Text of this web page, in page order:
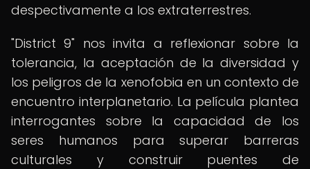
despectivamente a los extraterrestres.
"District 9" nos invita a reflexionar sobre la
tolerancia, la aceptación de la diversidad y
los peligros de la xenofobia en un contexto de
encuentro interplanetario. La película plantea
interrogantes sobre la capacidad de los
seres humanos para superar barreras
culturales y construir puentes de